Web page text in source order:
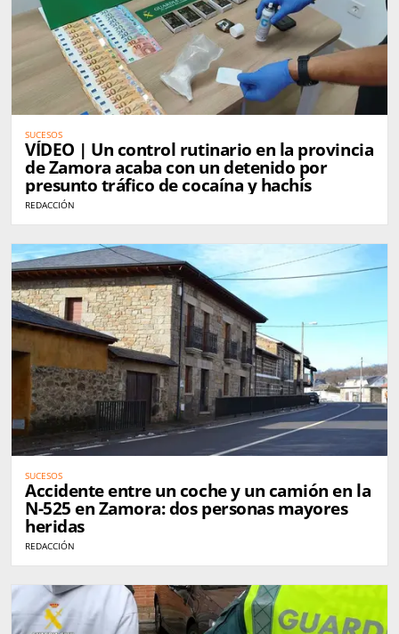
SUCESOS
VÍDEO | Un control rutinario en la provincia
de Zamora acaba con un detenido por
presunto tráfico de cocaína y hachís
REDACCIÓN
SUCESOS
Accidente entre un coche y un camión en la
N-525 en Zamora: dos personas mayores
heridas
REDACCIÓN